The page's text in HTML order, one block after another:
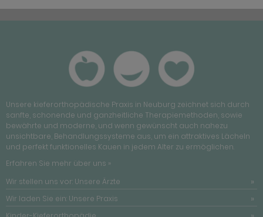
Unsere kieferorthopädische Praxis in Neuburg zeichnet sich durch
sanfte, schonende und ganzheitliche Therapiemethoden, sowie
bewährte und moderne, und wenn gewünscht auch nahezu
unsichtbare, Behandlungssysteme aus, um ein attraktives Lächeln
und perfekt funktionelles Kauen in jedem Alter zu ermöglichen.
Erfahren Sie mehr über uns »
Wir stellen uns vor: Unsere Ärzte
Wir laden Sie ein: Unsere Praxis